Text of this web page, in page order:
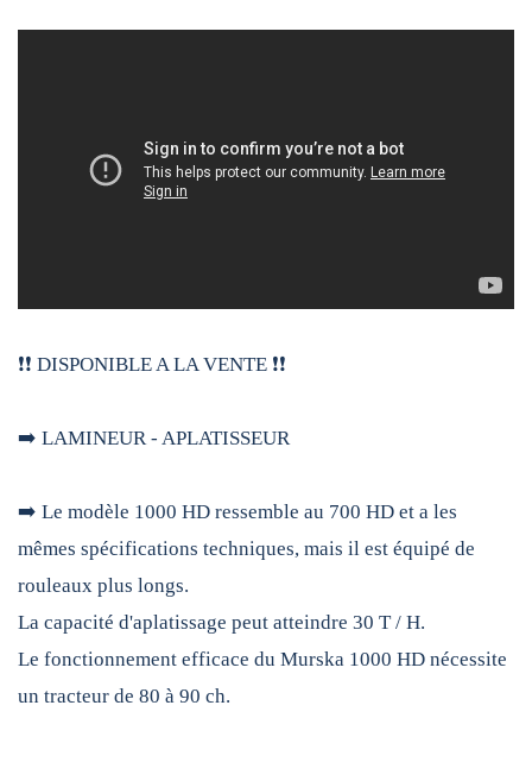
❗️❗️ DISPONIBLE A LA VENTE ❗️❗️
➡️ LAMINEUR - APLATISSEUR
➡️ Le modèle 1000 HD ressemble au 700 HD et a les
mêmes spécifications techniques, mais il est équipé de
rouleaux plus longs.
La capacité d'aplatissage peut atteindre 30 T / H.
Le fonctionnement efficace du Murska 1000 HD nécessite
un tracteur de 80 à 90 ch.